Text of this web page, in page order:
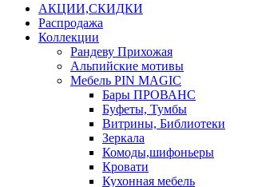
АКЦИИ,СКИДКИ
Распродажа
Коллекции
Рандеву Прихожая
Альпийские мотивы
Мебель PIN MAGIС
Бары ПРОВАНС
Буфеты, Тумбы
Витрины, Библиотеки
Зеркала
Комоды,шифоньеры
Кровати
Кухонная мебель